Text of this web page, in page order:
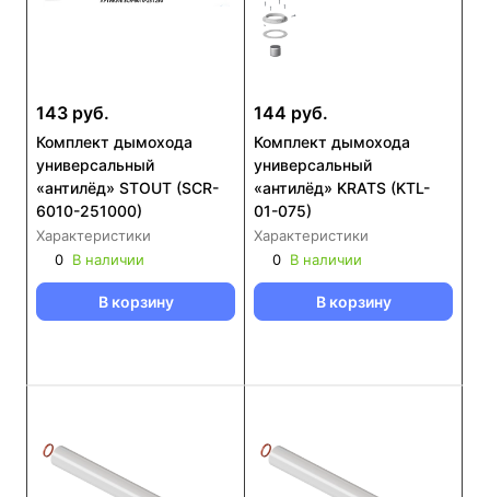
143 руб.
Комплект дымохода
универсальный
«антилёд» STOUT (SCR-
6010-251000)
Характеристики
0 В наличии
В корзину
144 руб.
Комплект дымохода
универсальный
«антилёд» KRATS (KTL-
01-075)
Характеристики
0 В наличии
В корзину